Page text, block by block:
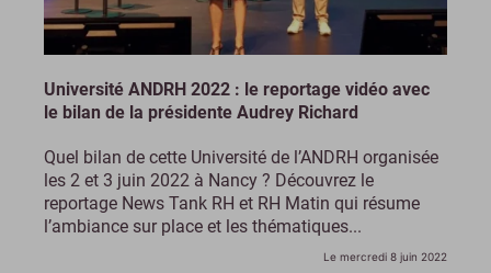
Université ANDRH 2022 : le reportage vidéo avec
le bilan de la présidente Audrey Richard
Quel bilan de cette Université de l’ANDRH organisée
les 2 et 3 juin 2022 à Nancy ? Découvrez le
reportage News Tank RH et RH Matin qui résume
l’ambiance sur place et les thématiques...
Le mercredi 8 juin 2022